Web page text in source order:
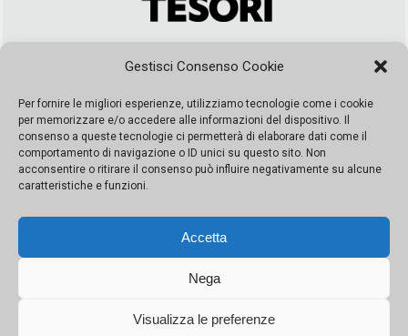
Gestisci Consenso Cookie
Per fornire le migliori esperienze, utilizziamo tecnologie come i cookie
per memorizzare e/o accedere alle informazioni del dispositivo. Il
consenso a queste tecnologie ci permetterà di elaborare dati come il
comportamento di navigazione o ID unici su questo sito. Non
acconsentire o ritirare il consenso può influire negativamente su alcune
caratteristiche e funzioni.
Accetta
Nega
Visualizza le preferenze
segreteria@leviedeitesori.it
Direttore ResponsabileMarcello Barbaro – Aut. del tribunale di
Palermo n. 19 del 2017 iscrizione al roc numero 37003 Editore
Porta Felice Srl. Sede legale: Via Libertà 93 – 90143 Palermo
Società iscritta alla Camera di Commercio di Palermo Ufficio
065228208251 Capitale 10000 euro IV